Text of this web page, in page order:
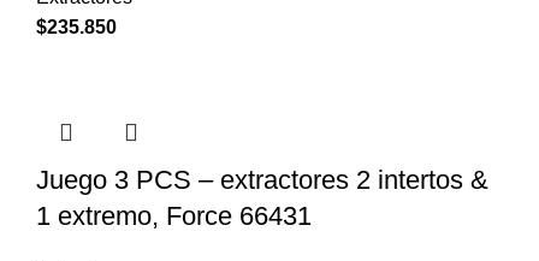
$235.850
Juego 3 PCS – extractores 2 intertos &
1 extremo, Force 66431